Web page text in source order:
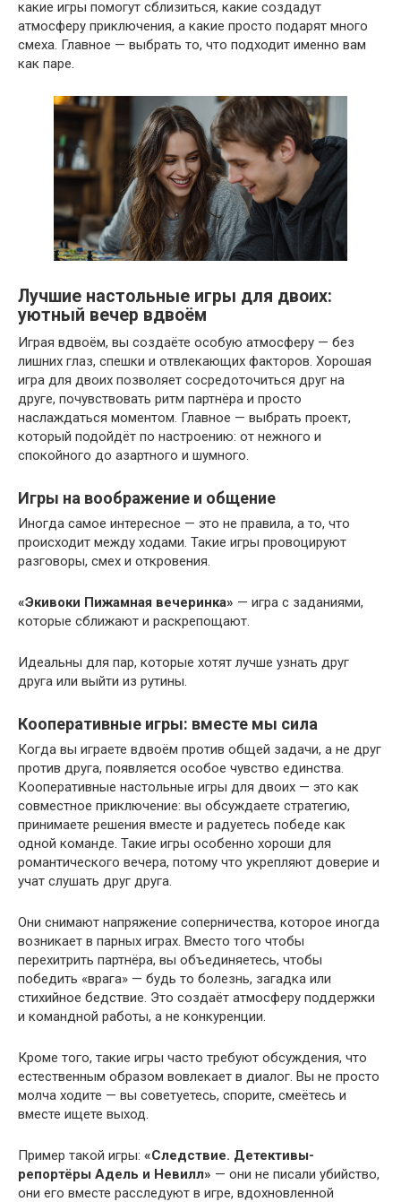
какие игры помогут сблизиться, какие создадут
атмосферу приключения, а какие просто подарят много
смеха. Главное — выбрать то, что подходит именно вам
как паре.
Лучшие настольные игры для двоих:
уютный вечер вдвоём
Играя вдвоём, вы создаёте особую атмосферу — без
лишних глаз, спешки и отвлекающих факторов. Хорошая
игра для двоих позволяет сосредоточиться друг на
друге, почувствовать ритм партнёра и просто
наслаждаться моментом. Главное — выбрать проект,
который подойдёт по настроению: от нежного и
спокойного до азартного и шумного.
Игры на воображение и общение
Иногда самое интересное — это не правила, а то, что
происходит между ходами. Такие игры провоцируют
разговоры, смех и откровения.
«Экивоки Пижамная вечеринка» — игра с заданиями,
которые сближают и раскрепощают.
Идеальны для пар, которые хотят лучше узнать друг
друга или выйти из рутины.
Кооперативные игры: вместе мы сила
Когда вы играете вдвоём против общей задачи, а не друг
против друга, появляется особое чувство единства.
Кооперативные настольные игры для двоих — это как
совместное приключение: вы обсуждаете стратегию,
принимаете решения вместе и радуетесь победе как
одной команде. Такие игры особенно хороши для
романтического вечера, потому что укрепляют доверие и
учат слушать друг друга.
Они снимают напряжение соперничества, которое иногда
возникает в парных играх. Вместо того чтобы
перехитрить партнёра, вы объединяетесь, чтобы
победить «врага» — будь то болезнь, загадка или
стихийное бедствие. Это создаёт атмосферу поддержки
и командной работы, а не конкуренции.
Кроме того, такие игры часто требуют обсуждения, что
естественным образом вовлекает в диалог. Вы не просто
молча ходите — вы советуетесь, спорите, смеётесь и
вместе ищете выход.
Пример такой игры: «Следствие. Детективы-
репортёры Адель и Невилл» — они не писали убийство,
они его вместе расследуют в игре, вдохновленной